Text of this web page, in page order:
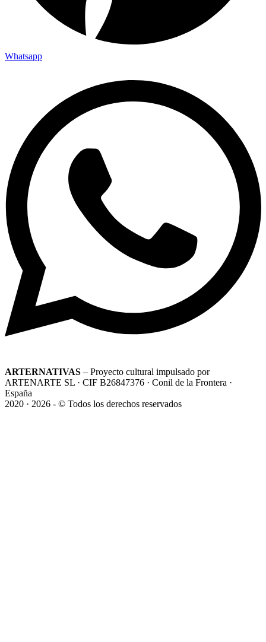
Whatsapp
ARTERNATIVAS – Proyecto cultural impulsado por
ARTENARTE SL · CIF B26847376 · Conil de la Frontera ·
España
2020 · 2026 - © Todos los derechos reservados